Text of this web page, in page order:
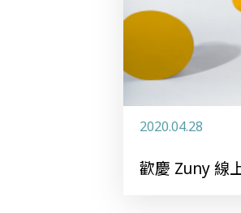
2020.04.28
歡慶 Zuny 線